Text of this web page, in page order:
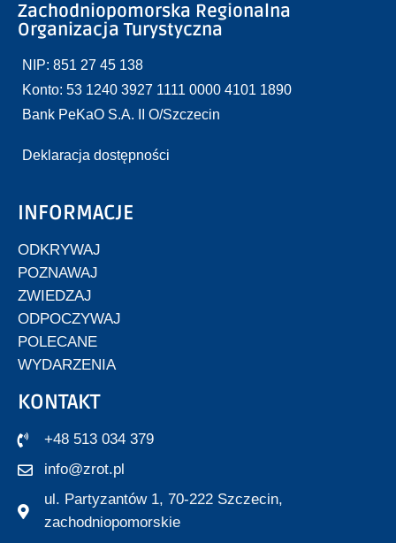
Zachodniopomorska Regionalna
Organizacja Turystyczna
NIP: 851 27 45 138
Konto: 53 1240 3927 1111 0000 4101 1890
Bank PeKaO S.A. II O/Szczecin
Deklaracja dostępności
INFORMACJE
ODKRYWAJ
POZNAWAJ
ZWIEDZAJ
ODPOCZYWAJ
POLECANE
WYDARZENIA
KONTAKT
+48 513 034 379
info@zrot.pl
ul. Partyzantów 1, 70-222 Szczecin,
zachodniopomorskie